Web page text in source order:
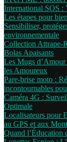
International SOS :
Les étapes pour
Sensibiliser,
environnementale
Collection Attrape-
Bolas Apaisants
Les Mugs
les Amoureux
Pare-brise moto :
incontournables
Caméra 4G :
Optimale
Localisateurs pour
au GPS et aux
Quand l’Éducation